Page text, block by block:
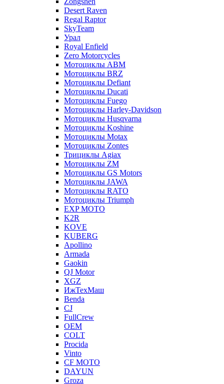
Desert Raven
Regal Raptor
SkyTeam
Урал
Royal Enfield
Zero Motorcycles
Мотоциклы ABM
Мотоциклы BRZ
Мотоциклы Defiant
Мотоциклы Ducati
Мотоциклы Fuego
Мотоциклы Harley-Davidson
Мотоциклы Husqvarna
Мотоциклы Koshine
Мотоциклы Motax
Мотоциклы Zontes
Трициклы Agiax
Мотоциклы ZM
Мотоциклы GS Motors
Мотоциклы JAWA
Мотоциклы RATO
Мотоциклы Triumph
EXP MOTO
K2R
KOVE
KUBERG
Apollino
Armada
Gaokin
QJ Motor
XGZ
ИжТехМаш
Benda
CJ
FullCrew
OEM
COLT
Procida
Vinto
CF MOTO
DAYUN
Groza